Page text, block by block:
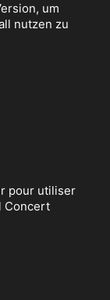
um
nutzen zu
pour utiliser
Concert